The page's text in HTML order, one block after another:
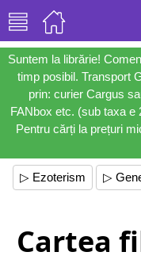
Suntem la librărie!
timp posibil. Transport
prin: curier Cargus
FANbox etc. (sub taxa e
Pentru cărți la prețuri
▷ Ezoterism ▷
Cartea